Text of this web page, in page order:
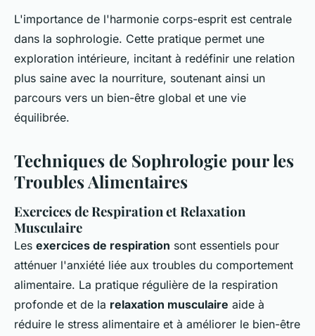
L'importance de l'harmonie corps-esprit est centrale
dans la sophrologie. Cette pratique permet une
exploration intérieure, incitant à redéfinir une relation
plus saine avec la nourriture, soutenant ainsi un
parcours vers un bien-être global et une vie
équilibrée.
Techniques de Sophrologie pour les
Troubles Alimentaires
Exercices de Respiration et Relaxation
Musculaire
Les exercices de respiration sont essentiels pour
atténuer l'anxiété liée aux troubles du comportement
alimentaire. La pratique régulière de la respiration
profonde et de la relaxation musculaire aide à
réduire le stress alimentaire et à améliorer le bien-être